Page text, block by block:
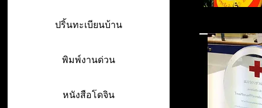
ปริ้นทะเบียนบ้าน
พิมพ์งานด่วน
หนังสือโดจิน